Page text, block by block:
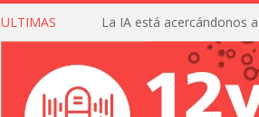
ULTIMAS